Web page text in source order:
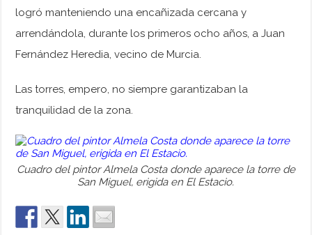
logró manteniendo una encañizada cercana y
arrendándola, durante los primeros ocho años, a Juan
Fernández Heredia, vecino de Murcia.
Las torres, empero, no siempre garantizaban la
tranquilidad de la zona.
Cuadro del pintor Almela Costa donde aparece la torre de
San Miguel, erigida en El Estacio.